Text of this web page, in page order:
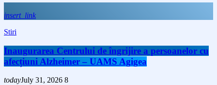
insert_link
Stiri
Inaugurarea Centrului de îngrijire a persoanelor cu
afecțiuni Alzheimer – UAMS Agigea
todayJuly 31, 2026 8